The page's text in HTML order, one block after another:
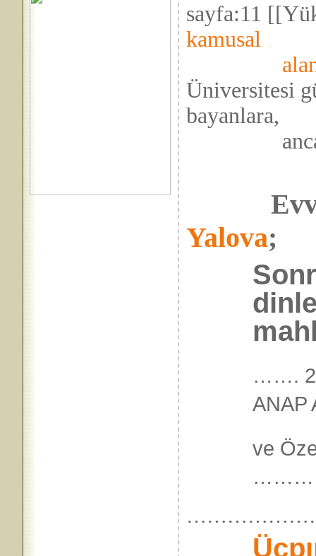
sayfa:11
kamusal
Üniversitesi
bayanlara,
ancak
Yalova;
…….
ANAP
ve